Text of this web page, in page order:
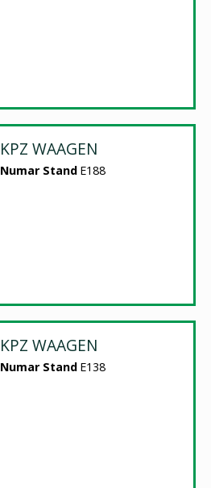
KPZ WAAGEN
Numar Stand E188
KPZ WAAGEN
Numar Stand E138